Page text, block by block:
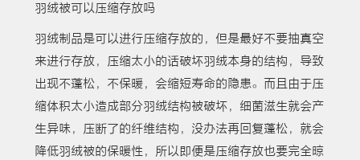
羽绒被可以压缩存放吗
羽绒制品是可以进行压缩存放的，但是最好不要抽真空
来进行存放，压缩太小的话破坏羽绒本身的结构，导致
出现不蓬松，不保暖，会缩短寿命的隐患。而且由于压
缩体积太小造成部分羽绒结构被破坏，细菌滋生就会产
生异味，压断了的纤维结构，没办法再回复蓬松，就会
降低羽绒被的保暖性，所以即便是压缩存放也要完全晾